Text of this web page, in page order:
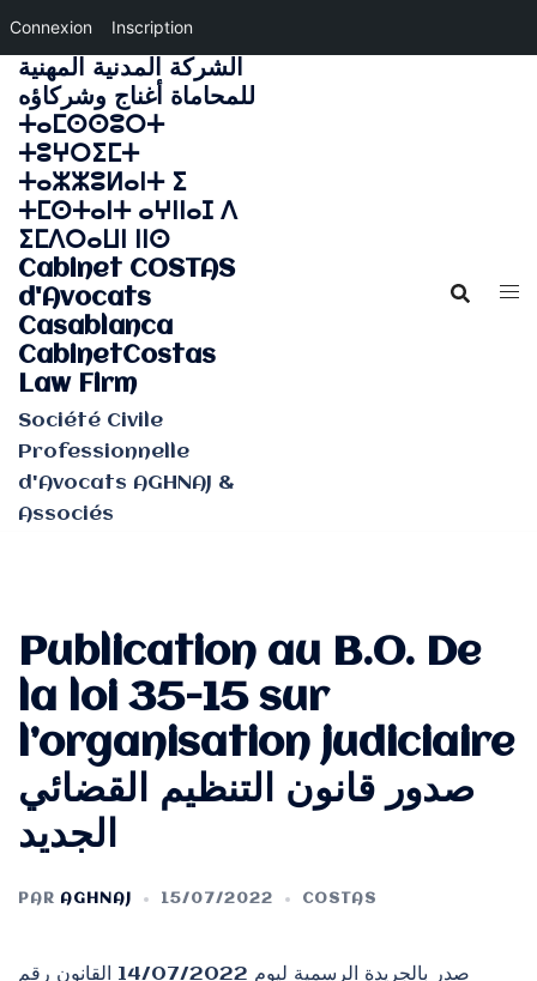
Connexion Inscription
Aller
au
contenu
الشركة المدنية المهنية
للمحاماة أغناج وشركاؤه
ⵜⴰⵎⵙⵙⵓⵔⵜ
ⵜⵓⵖⵔⵉⵎⵜ
ⵜⴰⵣⵣⵓⵍⴰⵏⵜ ⵉ
ⵜⵎⵙⵜⴰⵏⵜ ⴰⵖⵏⵏⴰⵊ ⴷ
ⵉⵎⴷⵔⴰⵡⵏ ⵏⵏⵙ
Cabinet COSTAS
d'Avocats
Casablanca
CabinetCostas
Law Firm
Société Civile
Professionnelle
d'Avocats AGHNAJ &
Associés
Publication au B.O. De
la loi 35-15 sur
l’organisation judiciaire
صدور قانون التنظيم القضائي
الجديد
PAR AGHNAJ 15/07/2022 COSTAS
صدر بالجريدة الرسمية ليوم 14/07/2022 القانون رقم